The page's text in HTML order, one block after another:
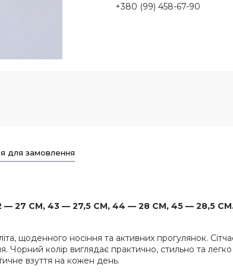
+380 (99) 458-67-90
для замовлення
— 27 СМ, 43 — 27,5 СМ, 44 — 28 СМ, 45 — 28,5
щоденного носіння та активних прогулянок.
Чорний колір виглядає практично, стильно та
взуття на кожен день.